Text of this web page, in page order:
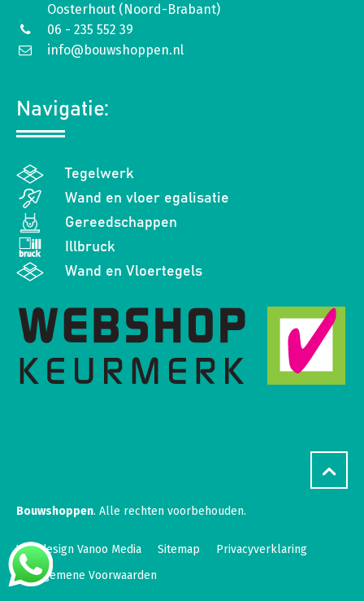
Oosterhout (Noord-Brabant)
06 - 235 552 39
info@bouwshoppen.nl
Navigatie:
Tegelwerk
Wand en vloer egalisatie
Gereedschappen
Illbruck
Wand en Vloertegels
Bouwshoppen. Alle rechten voorbehouden.
Webdesign Vanoo Media Sitemap
Privacyverklaring
Algemene Voorwaarden